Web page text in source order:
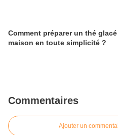
Comment préparer un thé glacé
maison en toute simplicité ?
Commentaires
Ajouter un